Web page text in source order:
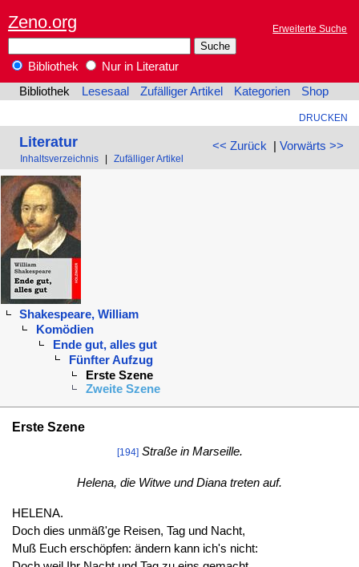
Zeno.org Erweiterte Suche
Bibliothek
Nur in Literatur
Bibliothek
Lesesaal Zufälliger Artikel Kategorien Shop
DRUCKEN
<< Zurück | Vorwärts >>
Literatur
Inhaltsverzeichnis Zufälliger Artikel
Shakespeare, William
Komödien
Ende gut, alles gut
Fünfter Aufzug
Erste Szene
Zweite Szene
Erste Szene
[194] Straße in Marseille.
Helena, die Witwe und Diana treten auf.
HELENA.
Doch dies unmäß'ge Reisen, Tag und Nacht,
Muß Euch erschöpfen: ändern kann ich's nicht: